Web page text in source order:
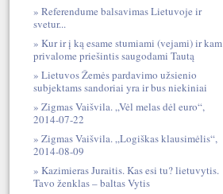
Referendume balsavimas Lietuvoje ir
svetur...
Kur ir į ką esame stumiami (vejami) ir kam
privalome priešintis saugodami Tautą
Lietuvos Žemės pardavimo užsienio
subjektams sandoriai yra ir bus niekiniai
Zigmas Vaišvila. „Vėl melas dėl euro“,
2014-07-22
Zigmas Vaišvila. „Logiškas klausimėlis“,
2014-08-09
Kazimieras Juraitis. Kas esi tu? lietuvytis.
Tavo ženklas – baltas Vytis